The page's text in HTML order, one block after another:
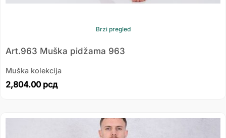
Brzi pregled
Art.963 Muška pidžama 963
Muška kolekcija
2,804.00 рсд